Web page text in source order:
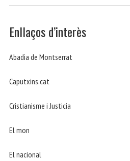
Enllaços d’interès
Abadia de Montserrat
Caputxins.cat
Cristianisme i Justicia
El mon
El nacional